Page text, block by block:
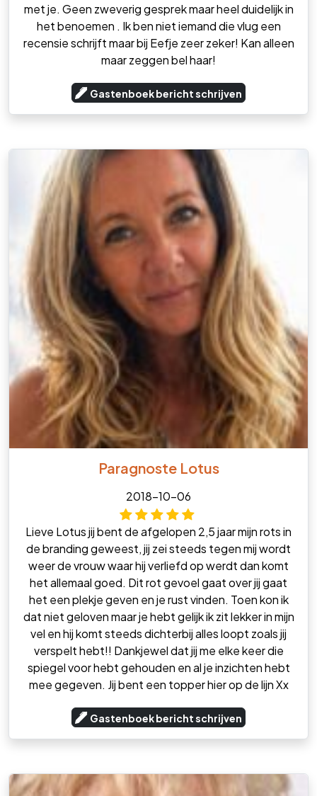
met je. Geen zweverig gesprek maar heel duidelijk in
het benoemen . Ik ben niet iemand die vlug een
recensie schrijft maar bij Eefje zeer zeker! Kan alleen
maar zeggen bel haar!
Gastenboek bericht schrijven
Paragnoste Lotus
2018-10-06
Lieve Lotus jij bent de afgelopen 2,5 jaar mijn rots in
de branding geweest, jij zei steeds tegen mij wordt
weer de vrouw waar hij verliefd op werdt dan komt
het allemaal goed. Dit rot gevoel gaat over jij gaat
het een plekje geven en je rust vinden. Toen kon ik
dat niet geloven maar je hebt gelijk ik zit lekker in mijn
vel en hij komt steeds dichterbij alles loopt zoals jij
verspelt hebt!! Dankjewel dat jij me elke keer die
spiegel voor hebt gehouden en al je inzichten hebt
mee gegeven. Jij bent een topper hier op de lijn Xx
Gastenboek bericht schrijven